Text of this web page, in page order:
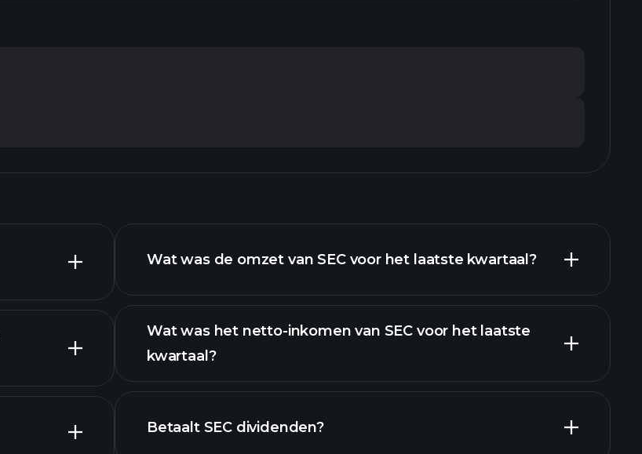
Wat was de omzet van SEC voor het laatste kwartaal?
financiële rapporten
Wat was het netto-inkomen van SEC voor het laatste
kwartaal?
Betaalt SEC dividenden?